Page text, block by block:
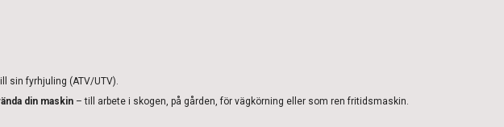
sin fyrhjuling (ATV/UTV).
din maskin – till arbete i skogen, på gården, för vägkörning eller som ren fritidsmaskin.